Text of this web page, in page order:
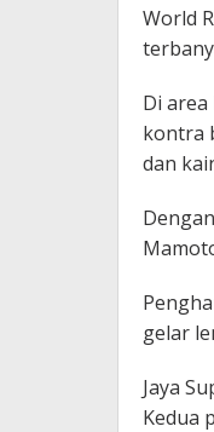
World
Di
kontra
dan
gelar
Jaya
Kedua